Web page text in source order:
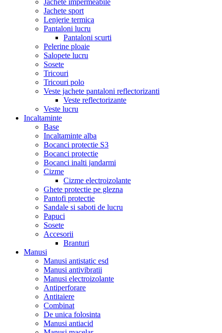
Jachete impermeabile
Jachete sport
Lenjerie termica
Pantaloni lucru
Pantaloni scurti
Pelerine ploaie
Salopete lucru
Sosete
Tricouri
Tricouri polo
Veste jachete pantaloni reflectorizanti
Veste reflectorizante
Veste lucru
Incaltaminte
Base
Incaltaminte alba
Bocanci protectie S3
Bocanci protectie
Bocanci inalti jandarmi
Cizme
Cizme electroizolante
Ghete protectie pe glezna
Pantofi protectie
Sandale si saboti de lucru
Papuci
Sosete
Accesorii
Branturi
Manusi
Manusi antistatic esd
Manusi antivibratii
Manusi electroizolante
Antiperforare
Antitaiere
Combinat
De unica folosinta
Manusi antiacid